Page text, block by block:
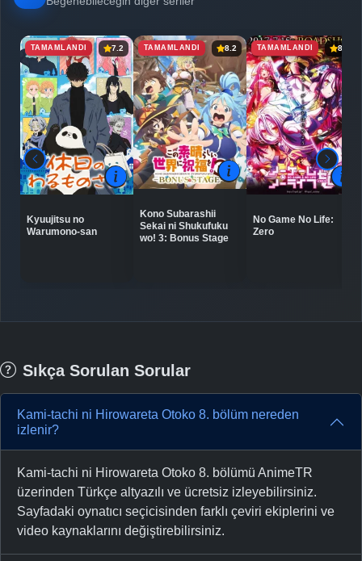
TAMAMLANDI 7.2
Kyuujitsu no
Warumono-san
TAMAMLANDI 8.2
Kono Subarashii
Sekai ni Shukufuku
wo! 3: Bonus Stage
TAMAMLANDI 8.2
No Game No Life:
Zero
Sıkça Sorulan Sorular
Kami-tachi ni Hirowareta Otoko 8. bölüm nereden
izlenir?
Kami-tachi ni Hirowareta Otoko 8. bölümü AnimeTR
üzerinden Türkçe altyazılı ve ücretsiz izleyebilirsiniz.
Sayfadaki oynatıcı seçicisinden farklı çeviri ekiplerini ve
video kaynaklarını değiştirebilirsiniz.